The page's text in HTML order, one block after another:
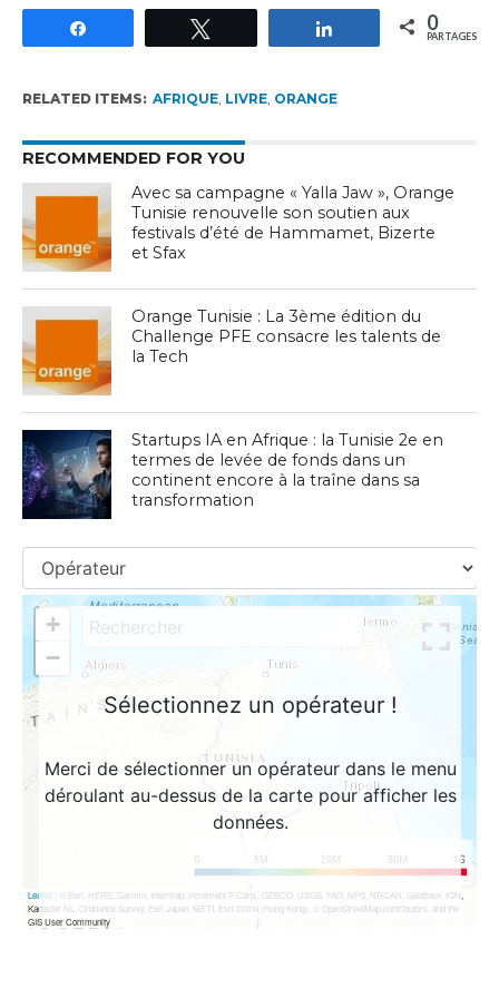
Partagez 0
PARTAGES
RELATED ITEMS: AFRIQUE, LIVRE, ORANGE
RECOMMENDED FOR YOU
Avec sa campagne « Yalla Jaw », Orange
Tunisie renouvelle son soutien aux
festivals d’été de Hammamet, Bizerte
et Sfax
Orange Tunisie : La 3ème édition du
Challenge PFE consacre les talents de
la Tech
Startups IA en Afrique : la Tunisie 2e en
termes de levée de fonds dans un
continent encore à la traîne dans sa
transformation